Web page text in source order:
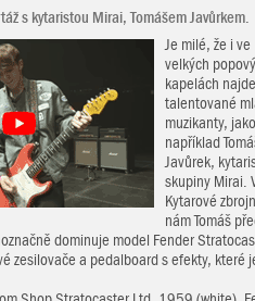
s kytaristou Mirai, Tomášem Javůrkem.
Je milé, že i ve
velkých
kapelách
talentované
muzikanty,
například
Javůrek,
skupiny Mirai.
Kytarové
nám Tomáš
dominuje model Fender
zesilovače a pedalboard s efekty, které